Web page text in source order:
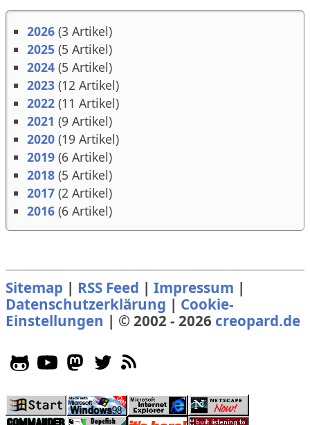
2026(3 Artikel)
2025(5 Artikel)
2024(5 Artikel)
2023(12 Artikel)
2022(11 Artikel)
2021 (9 Artikel)
2020(19 Artikel)
2019(6 Artikel)
2018(5 Artikel)
2017(2 Artikel)
2016(6 Artikel)
Sitemap | RSS Feed | Impressum |
Datenschutzerklärung | Cookie-
Einstellungen | © 2002 - 2026 creopard.de